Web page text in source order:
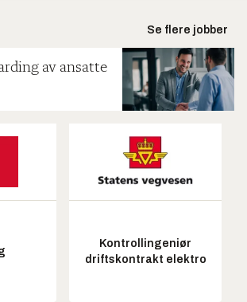
Se flere jobber
av ansatte
Kontrollingeniør
driftskontrakt elektro